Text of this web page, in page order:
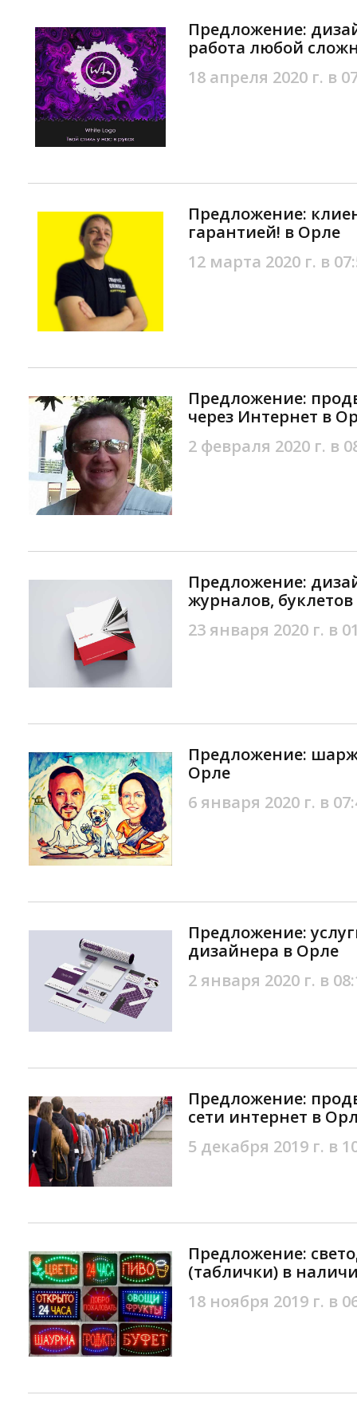
Предложение:
работа любой
18 апреля 2020 г. в
Предложение:
гарантией! в Орле
12 марта 2020 г. в
Предложение:
через Интернет в
2 февраля 2020 г. в
Предложение:
журналов,
23 января 2020 г. в
Предложение: шарж
Орле
6 января 2020 г. в
Предложение:
дизайнера в Орле
2 января 2020 г. в
Предложение:
сети интернет в
5 декабря 2019 г. в
Предложение:
(таблички) в
18 ноября 2019 г. в